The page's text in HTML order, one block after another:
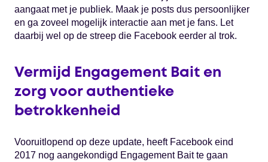
aangaat met je publiek. Maak je posts dus persoonlijker
en ga zoveel mogelijk interactie aan met je fans. Let
daarbij wel op de streep die Facebook eerder al trok.
Vermijd Engagement Bait en
zorg voor authentieke
betrokkenheid
Vooruitlopend op deze update, heeft Facebook eind
2017 nog aangekondigd Engagement Bait te gaan